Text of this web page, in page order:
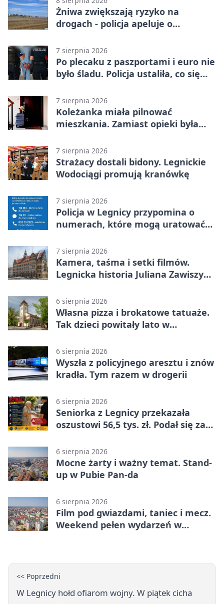
Żniwa zwiększają ryzyko na
drogach - policja apeluje o
7 sierpnia 2026
Po plecaku z paszportami i euro nie
było śladu. Policja ustaliła, co się
7 sierpnia 2026
Koleżanka miała pilnować
mieszkania. Zamiast opieki była
7 sierpnia 2026
Strażacy dostali bidony. Legnickie
Wodociągi promują kranówkę
7 sierpnia 2026
Policja w Legnicy przypomina o
numerach, które mogą uratować
7 sierpnia 2026
Kamera, taśma i setki filmów.
Legnicka historia Juliana Zawiszy
6 sierpnia 2026
Własna pizza i brokatowe tatuaże.
Tak dzieci powitały lato w
6 sierpnia 2026
Wyszła z policyjnego aresztu i znów
kradła. Tym razem w drogerii
6 sierpnia 2026
Seniorka z Legnicy przekazała
oszustowi 56,5 tys. zł. Podał się za
6 sierpnia 2026
Mocne żarty i ważny temat. Stand-
up w Pubie Pan-da
6 sierpnia 2026
Film pod gwiazdami, taniec i mecz.
Weekend pełen wydarzeń w
<< Poprzedni
W Legnicy hołd ofiarom wojny. W piątek cicha